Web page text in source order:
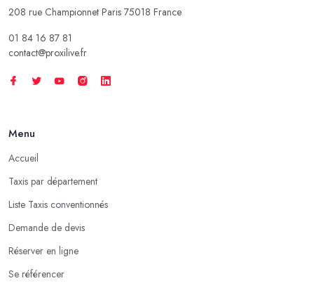
208 rue Championnet Paris 75018 France
01 84 16 87 81
contact@proxilive.fr
Menu
Accueil
Taxis par département
Liste Taxis conventionnés
Demande de devis
Réserver en ligne
Se référencer